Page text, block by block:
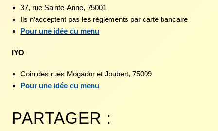
37, rue Sainte-Anne, 75001
Ils n’acceptent pas les règlements par carte bancaire
Pour une idée du menu
IYO
Coin des rues Mogador et Joubert, 75009
Pour une idée du menu
PARTAGER :